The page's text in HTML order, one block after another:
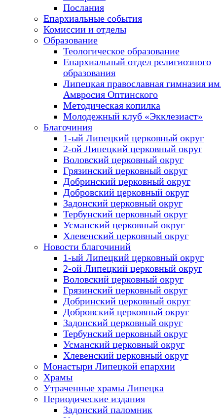
Послания
Епархиальные события
Комиссии и отделы
Образование
Теологическое образование
Епархиальный отдел религиозного
образования
Липецкая православная гимназия
Амвросия Оптинского
Методическая копилка
Молодежный клуб «Экклезиаст»
Благочиния
1-ый Липецкий церковный округ
2-ой Липецкий церковный округ
Воловский церковный округ
Грязинский церковный округ
Добринский церковный округ
Добровский церковный округ
Задонский церковный округ
Тербунский церковный округ
Усманский церковный округ
Хлевенский церковный округ
Новости благочиний
1-ый Липецкий церковный округ
2-ой Липецкий церковный округ
Воловский церковный округ
Грязинский церковный округ
Добринский церковный округ
Добровский церковный округ
Задонский церковный округ
Тербунский церковный округ
Усманский церковный округ
Хлевенский церковный округ
Монастыри Липецкой епархии
Храмы
Утраченные храмы Липецка
Периодические издания
Задонский паломник